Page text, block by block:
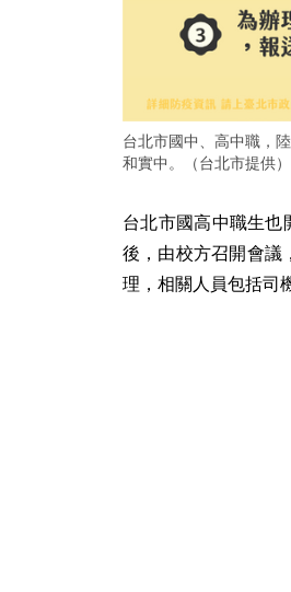
台北市國中、高中職，
和實中。（台北市提供）
台北市國高中職生
後，由校方召開會議
理，相關人員包括司